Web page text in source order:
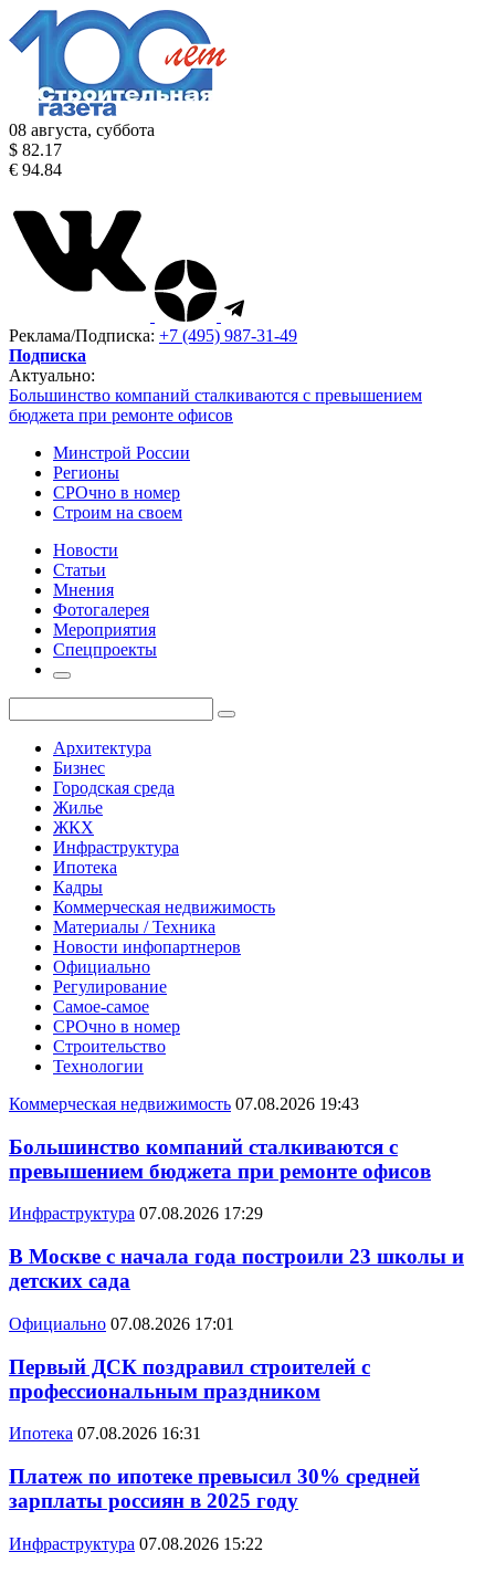
08 августа, суббота
$ 82.17
€ 94.84
Реклама/Подписка: +7 (495) 987-31-49
Подписка
Актуально:
Большинство компаний сталкиваются с превышением
бюджета при ремонте офисов
Минстрой России
Регионы
СРОчно в номер
Строим на своем
Новости
Статьи
Мнения
Фотогалерея
Мероприятия
Спецпроекты
Архитектура
Бизнес
Городская среда
Жилье
ЖКХ
Инфраструктура
Ипотека
Кадры
Коммерческая недвижимость
Материалы / Техника
Новости инфопартнеров
Официально
Регулирование
Самое-самое
СРОчно в номер
Строительство
Технологии
Коммерческая недвижимость 07.08.2026 19:43
Большинство компаний сталкиваются с
превышением бюджета при ремонте офисов
Инфраструктура 07.08.2026 17:29
В Москве с начала года построили 23 школы и
детских сада
Официально 07.08.2026 17:01
Первый ДСК поздравил строителей с
профессиональным праздником
Ипотека 07.08.2026 16:31
Платеж по ипотеке превысил 30% средней
зарплаты россиян в 2025 году
Инфраструктура 07.08.2026 15:22